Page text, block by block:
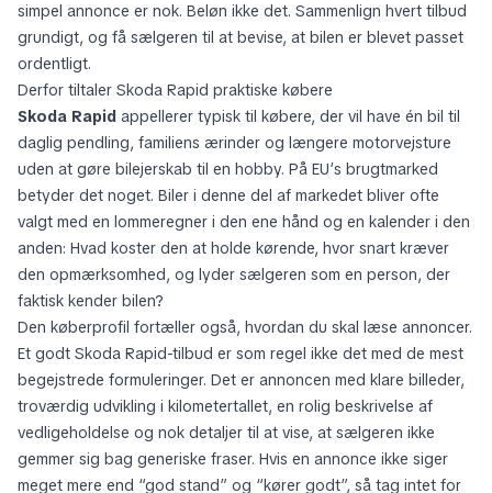
simpel annonce er nok. Beløn ikke det. Sammenlign hvert tilbud
grundigt, og få sælgeren til at bevise, at bilen er blevet passet
ordentligt.
Derfor tiltaler Skoda Rapid praktiske købere
Skoda Rapid appellerer typisk til købere, der vil have én bil til
daglig pendling, familiens ærinder og længere motorvejsture
uden at gøre bilejerskab til en hobby. På EU’s brugtmarked
betyder det noget. Biler i denne del af markedet bliver ofte
valgt med en lommeregner i den ene hånd og en kalender i den
anden: Hvad koster den at holde kørende, hvor snart kræver
den opmærksomhed, og lyder sælgeren som en person, der
faktisk kender bilen?
Den køberprofil fortæller også, hvordan du skal læse annoncer.
Et godt Skoda Rapid-tilbud er som regel ikke det med de mest
begejstrede formuleringer. Det er annoncen med klare billeder,
troværdig udvikling i kilometertallet, en rolig beskrivelse af
vedligeholdelse og nok detaljer til at vise, at sælgeren ikke
gemmer sig bag generiske fraser. Hvis en annonce ikke siger
meget mere end “god stand” og “kører godt”, så tag intet for